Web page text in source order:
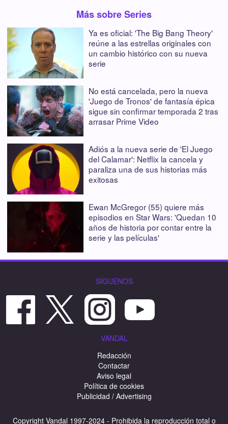
Más sobre Series
Ya es oficial: 'The Big Bang Theory'
reúne a las estrellas originales con
un cambio histórico con su nueva
serie
No está cancelada, pero la nueva
'Juego de Tronos' de fantasía épica
sigue sin confirmar temporada 2 tras
arrasar Prime Video
Adiós a la nueva serie de 'El Juego
del Calamar': Netflix la cancela y
paraliza una de sus historias más
exitosas
Ewan McGregor (55) quiere más
episodios en Star Wars: 'Quedan 10
años de historia por contar entre la
serie y las películas'
SÍGUENOS
VANDAL
Redacción
Contactar
Aviso legal
Política de cookies
Publicidad / Advertising
Copyright Vandal 1997-2024 - Prohibida la reproducción total o